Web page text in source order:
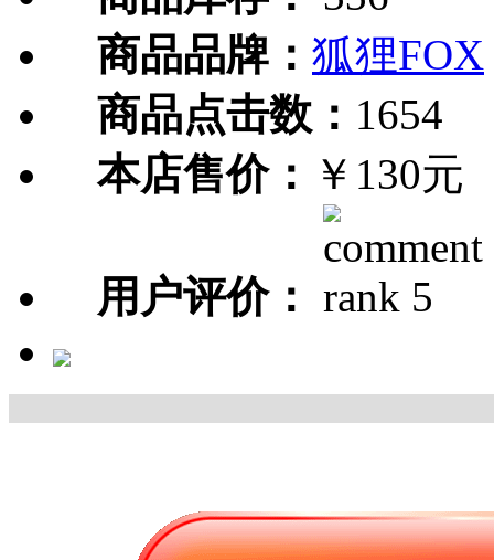
商品品牌： 狐狸FOX
商品点击数： 1654
本店售价： ￥130元
用户评价：